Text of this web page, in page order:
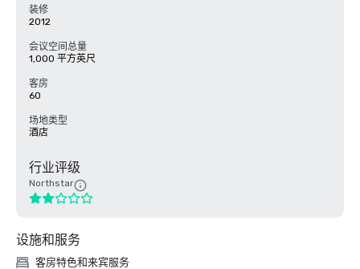
装修
2012
会议空间总量
1,000 平方英尺
客房
60
场地类型
酒店
行业评级
Northstar
设施和服务
客房特色和来宾服务